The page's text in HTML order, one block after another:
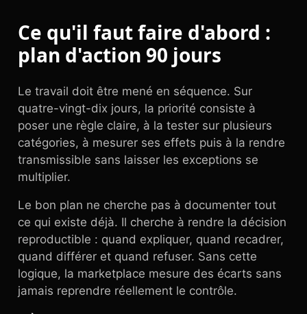
Ce qu'il faut faire d'abord :
plan d'action 90 jours
Le travail doit être mené en séquence. Sur
quatre-vingt-dix jours, la priorité consiste à
poser une règle claire, à la tester sur plusieurs
catégories, à mesurer ses effets puis à la rendre
transmissible sans laisser les exceptions se
multiplier.
Le bon plan ne cherche pas à documenter tout
ce qui existe déjà. Il cherche à rendre la décision
reproductible : quand expliquer, quand recadrer,
quand différer et quand refuser. Sans cette
logique, la marketplace mesure des écarts sans
jamais reprendre réellement le contrôle.